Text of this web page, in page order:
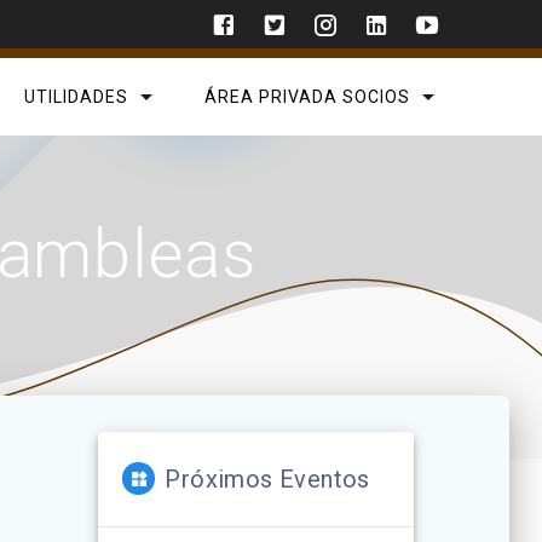
UTILIDADES ÁREA PRIVADA SOCIOS
Próximos Eventos